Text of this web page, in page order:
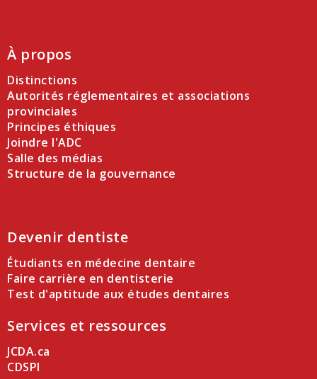
À propos
Distinctions
Autorités réglementaires et associations
provinciales
Principes éthiques
Joindre l'ADC
Salle des médias
Structure de la gouvernance
Devenir dentiste
Étudiants en médecine dentaire
Faire carrière en dentisterie
Test d'aptitude aux études dentaires
Services et ressources
JCDA.ca
CDSPI